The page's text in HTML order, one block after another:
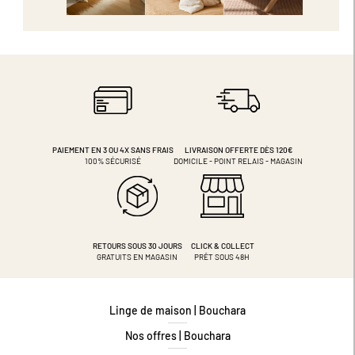
PAIEMENT EN 3 OU 4XSANS FRAIS
100% SÉCURISÉ
LIVRAISON OFFERTE DÈS 120€
DOMICILE - POINT RELAIS - MAGASIN
RETOURS SOUS 30 JOURS
GRATUITS EN MAGASIN
CLICK & COLLECT
PRÊT SOUS 48H
Linge de maison | Bouchara
Nos offres | Bouchara